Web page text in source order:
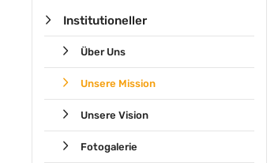
Institutioneller
Über Uns
Unsere Mission
Unsere Vision
Fotogalerie